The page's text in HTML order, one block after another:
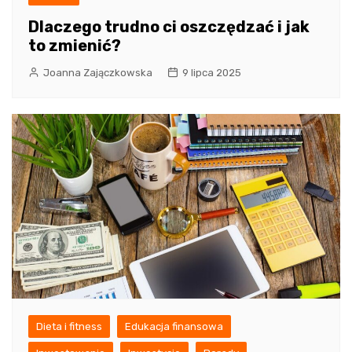
Dlaczego trudno ci oszczędzać i jak
to zmienić?
Joanna Zajączkowska 9 lipca 2025
Dieta i fitness Edukacja finansowa